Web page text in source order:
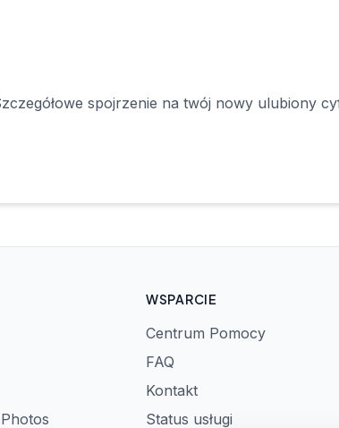
spojrzenie na twój nowy ulubiony
WSPARCIE
Centrum Pomocy
FAQ
Kontakt
Status usługi